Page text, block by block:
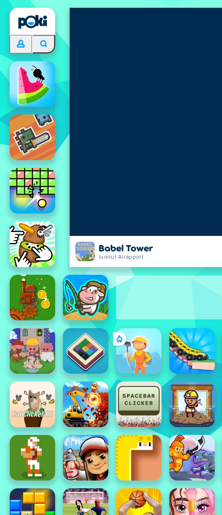
Babel Tower
luonut Airapport